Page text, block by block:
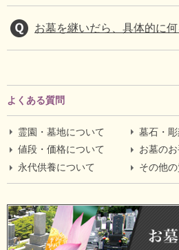
お墓を継いだら、具体的に
よくある質問
霊園・墓地について
墓石・
値段・価格について
お墓の
永代供養について
その他の